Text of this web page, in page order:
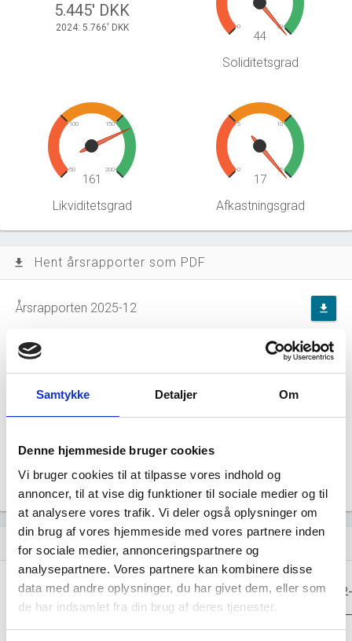
Samtykke Detaljer Om
Denne hjemmeside bruger cookies
Vi bruger cookies til at tilpasse vores indhold og
annoncer, til at vise dig funktioner til sociale medier og til
at analysere vores trafik. Vi deler også oplysninger om
din brug af vores hjemmeside med vores partnere inden
for sociale medier, annonceringspartnere og
analysepartnere. Vores partnere kan kombinere disse
data med andre oplysninger, du har givet dem, eller som
de har indsamlet fra din brug af deres tjenester.
5.445' DKK
2024: 5.766' DKK 0 30
44
Soliditetsgrad
50
100 150
200
161
Likviditetsgrad
0
5 10
15
17
Afkastningsgrad
file_download Hent årsrapporter som PDF
Årsrapporten 2025-12 file_download
Årsrapporten 2024-12 file_download
Årsrapporten 2023-12
Årsrapporten 2021-12
assignment Regnskaber
Resultat i 1000
DKK
2025-12 2024-12 2023-12
Nettoomsætning - - -